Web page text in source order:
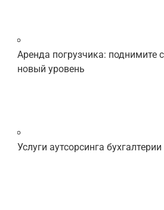
Аренда погрузчика: поднимите
новый уровень
Услуги аутсорсинга